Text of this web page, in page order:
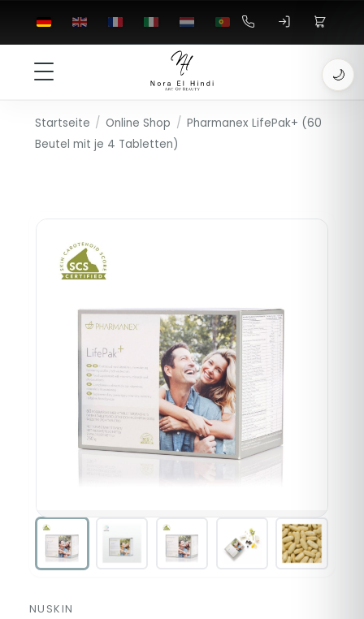
Startseite / Online Shop / Pharmanex LifePak+ (60
Beutel mit je 4 Tabletten)
NUSKIN
🌙